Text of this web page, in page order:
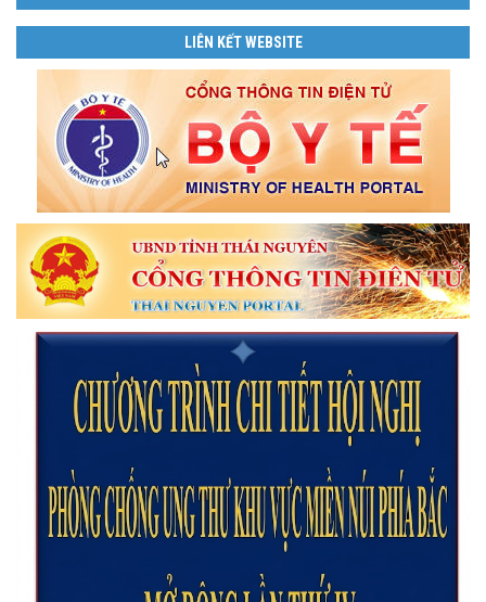
LIÊN KẾT WEBSITE